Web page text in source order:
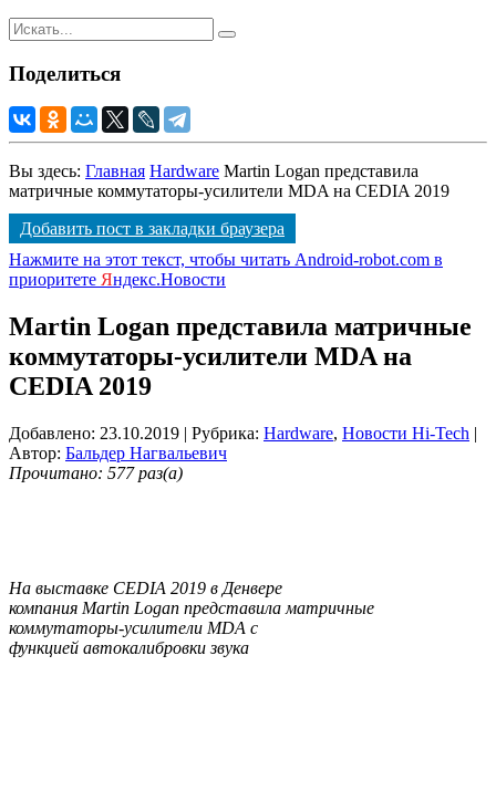
Поделиться
Вы здесь: Главная Hardware Martin Logan представила
матричные коммутаторы-усилители MDA на CEDIA 2019
Добавить пост в закладки браузера
Нажмите на этот текст, чтобы читать Android-robot.com в
приоритете Яндекс.Новости
Martin Logan представила матричные
коммутаторы-усилители MDA на
CEDIA 2019
Добавлено: 23.10.2019 | Рубрика: Hardware, Новости Hi-Tech |
Автор: Бальдер Нагвальевич
Прочитано: 577 раз(а)
На выставке CEDIA 2019 в Денвере
компания Martin Logan представила матричные
коммутаторы-усилители MDA с
функцией автокалибровкизвука